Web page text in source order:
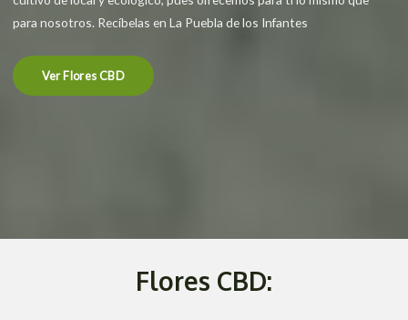
para nosotros. Recíbelas en La Puebla de los Infantes
Ver Flores CBD
Flores CBD: